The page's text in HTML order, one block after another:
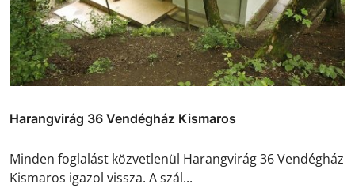
Harangvirág 36 Vendégház Kismaros
Minden foglalást közvetlenül Harangvirág 36 Vendégház
Kismaros igazol vissza. A szál...